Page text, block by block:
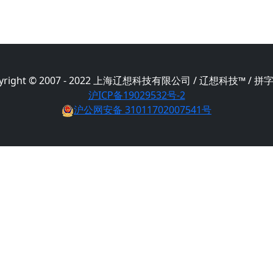
© 2007 - 2022 上海辽想科技有限公司 / 辽想科技™ / 拼
沪ICP备19029532号-2
沪公网安备 31011702007541号